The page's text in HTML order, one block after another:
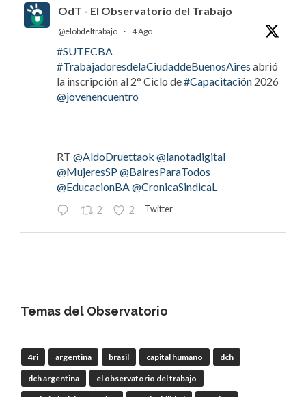
OdT - El Observatorio del Trabajo
@elobdeltrabajo · 4 Ago
#SUTECBA
#TrabajadoresdelaCiudaddeBuenosAires abrió
la inscripción al 2° Ciclo de#Capacitación 2026
@jovenencuentro
RT @AldoDruettaok @lanotadigital
@MujeresSP@BairesParaTodos
@EducacionBA@CronicaSindicaL
2 2 Twitter
Orgánica del#BCRA
RT@lanotadigital@La_Bancaria
@AldoDruettaok@misionesptodos
Temas del Observatorio
4ri argentina brasil capital humano dch
dch argentina el observatorio del trabajo